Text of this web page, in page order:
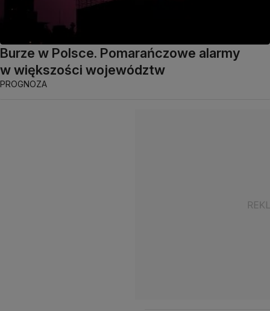
Burze w Polsce. Pomarańczowe alarmy
w większości województw
PROGNOZA